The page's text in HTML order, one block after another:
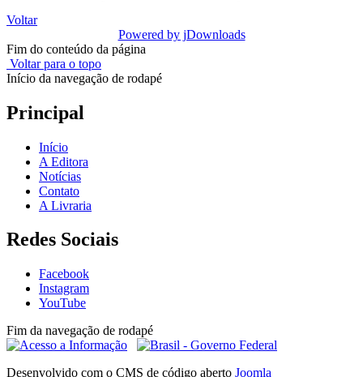
Voltar
Powered by jDownloads
Fim do conteúdo da página
Voltar para o topo
Início da navegação de rodapé
Principal
Início
A Editora
Notícias
Contato
A Livraria
Redes Sociais
Facebook
Instagram
YouTube
Fim da navegação de rodapé
Desenvolvido com o CMS de código aberto Joomla